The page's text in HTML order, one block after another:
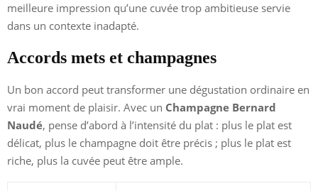
meilleure impression qu’une cuvée trop ambitieuse servie
dans un contexte inadapté.
Accords mets et champagnes
Un bon accord peut transformer une dégustation ordinaire en
vrai moment de plaisir. Avec un Champagne Bernard
Naudé, pense d’abord à l’intensité du plat : plus le plat est
délicat, plus le champagne doit être précis ; plus le plat est
riche, plus la cuvée peut être ample.